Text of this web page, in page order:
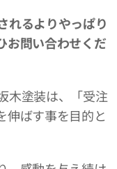
れるよりやっぱり
お問い合わせくだ
木塗装は、「受注
伸ばす事を目的と